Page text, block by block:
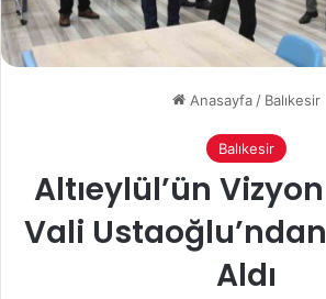
Anasayfa / Balıkesir
Balıkesir
Altıeylül’ün
Vali
Aldı